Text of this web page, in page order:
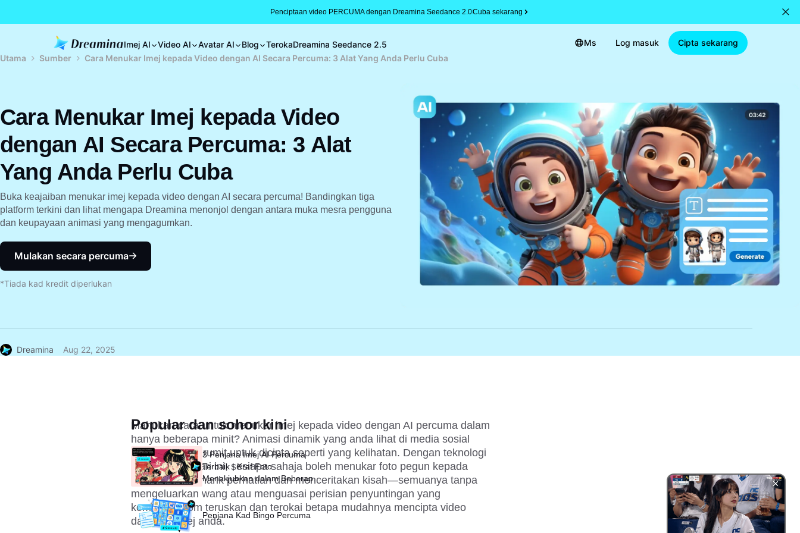
Penciptaan video PERCUMA dengan Dreamina Seedance 2.0Cuba sekarang
Imej AI Video AI Avatar AI Blog TerokaDreamina Seedance 2.5 Ms Log masuk
Cipta sekarang
Utama
Sumber Cara Menukar Imej kepada Video dengan AI Secara Percuma: 3 Alat Yang Anda Perlu Cuba
Cara Menukar Imej kepada Video
dengan AI Secara Percuma: 3 Alat
Yang Anda Perlu Cuba
Buka keajaiban menukar imej kepada video dengan AI secara percuma! Bandingkan tiga
platform terkini dan lihat mengapa Dreamina menonjol dengan antara muka mesra pengguna
dan keupayaan animasi yang mengagumkan.
Mulakan secara percuma
*Tiada kad kredit diperlukan
Dreamina Aug 22, 2025
Mahukan cara untuk menukar imej kepada video dengan AI percuma dalam
hanya beberapa minit? Animasi dinamik yang anda lihat di media sosial
tidaklah begitu rumit untuk dicipta seperti yang kelihatan. Dengan teknologi
AI yang kuat hari ini, sesiapa sahaja boleh menukar foto pegun kepada
video yang menarik perhatian dan menceritakan kisah—semuanya tanpa
mengeluarkan wang atau menguasai perisian penyuntingan yang
kompleks. Jom teruskan dan terokai betapa mudahnya mencipta video
daripada imej anda.
Popular dan sohor kini
3 Penjana Imej AI Percuma
Terbaik | Kraf Foto
Menakjubkan dalam Beberapa
Saat
Penjana Kad Bingo Percuma